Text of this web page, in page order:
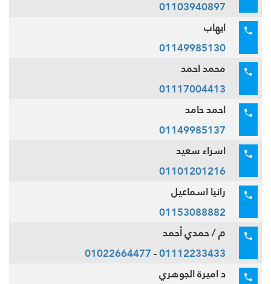
01103940897
ايهاب
01149985130
محمد احمد
01117004413
احمد حامد
01149985137
اسراء سعيد
01101201216
رانيا اسماعيل
01153088882
م / حمدي أحمد
01112233433
-
01022664477
د اميرة الجوهري